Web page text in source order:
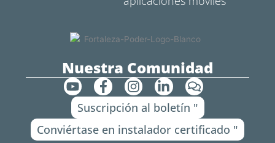
Nuestra Comunidad
Y
o
u
t
u
F
a
c
b
I
n
s
a
L
i
n
e
C
o
m
e
n
Suscripción al boletín "
Conviértase en instalador certificado "